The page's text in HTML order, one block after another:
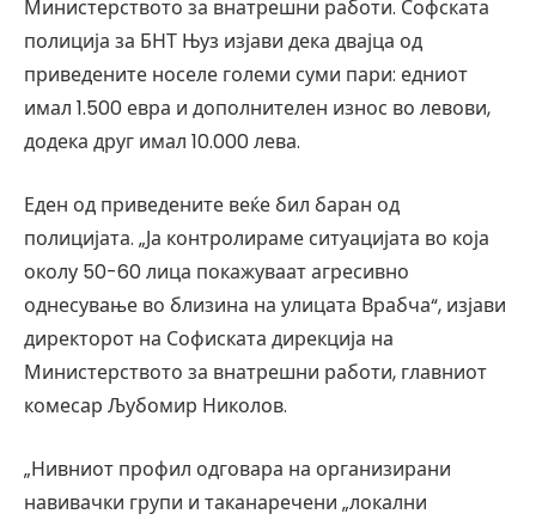
Министерството за внатрешни работи. Софската
полиција за БНТ Њуз изјави дека двајца од
приведените носеле големи суми пари: едниот
имал 1.500 евра и дополнителен износ во левови,
додека друг имал 10.000 лева.
Еден од приведените веќе бил баран од
полицијата. „Ја контролираме ситуацијата во која
околу 50-60 лица покажуваат агресивно
однесување во близина на улицата Врабча“, изјави
директорот на Софиската дирекција на
Министерството за внатрешни работи, главниот
комесар Љубомир Николов.
„Нивниот профил одговара на организирани
навивачки групи и таканаречени „локални